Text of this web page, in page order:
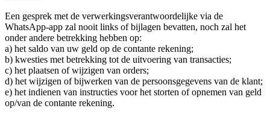
Een gesprek met de verwerkingsverantwoordelijke via de
WhatsApp-app zal nooit links of bijlagen bevatten, noch zal het
onder andere betrekking hebben op:
a) het saldo van uw geld op de contante rekening;
b) kwesties met betrekking tot de uitvoering van transacties;
c) het plaatsen of wijzigen van orders;
d) het wijzigen of bijwerken van de persoonsgegevens van de klant;
e) het indienen van instructies voor het storten of opnemen van geld
op/van de contante rekening.